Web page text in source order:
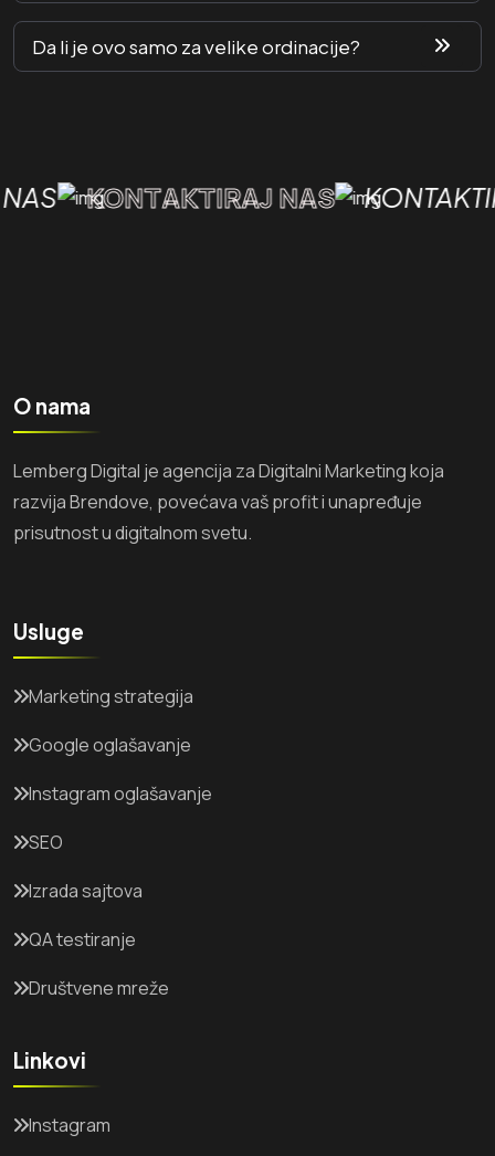
Da li je ovo samo za velike ordinacije?
KONTAKTIRAJ NAS
O nama
Lemberg Digital je agencija za Digitalni Marketing koja
razvija Brendove, povećava vaš profit i unapređuje
prisutnost u digitalnom svetu.
Usluge
Marketing strategija
Google oglašavanje
Instagram oglašavanje
SEO
Izrada sajtova
QA testiranje
Društvene mreže
Linkovi
Instagram